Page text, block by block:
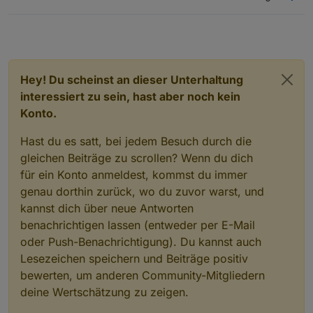
libc-dev-bin/stable,stable-security 2.36-
libc-l10n/stable,stable-security 2.36-
libc6-dev/stable,stable-security 2.36-
libc6/stable,stable-security 2.36-9+deb12u7
libcryptsetup12/stable 2:2.6.1-4~deb12u2
libdbus-1-dev/stable 1.14.10-1~deb12u1 amd64
libfdisk1/stable,stable-security 2.38.1-
libfreetype-dev/stable 2.12.1+dfsg-5+deb12u3
libfreetype6/stable 2.12.1+dfsg-5+deb12u3
libgdk-pixbuf-2.0-0/stable 2.42.10+dfsg-
libgdk-pixbuf-2.0-dev/stable 2.42.10+dfsg-
libgdk-pixbuf2.0-bin/stable 2.42.10+dfsg-
libgdk-pixbuf2.0-common/stable 2.42.10+dfsg-
libglib2.0-0/stable 2.74.6-2+deb12u3 amd64
libglib2.0-bin/stable 2.74.6-2+deb12u3 amd64
libglib2.0-data/stable 2.74.6-2+deb12u3 all
libglib2.0-dev-bin/stable 2.74.6-2+deb12u3
Hey! Du scheinst an dieser Unterhaltung
interessiert zu sein, hast aber noch kein
Konto.
Hast du es satt, bei jedem Besuch durch die
gleichen Beiträge zu scrollen? Wenn du dich
für ein Konto anmeldest, kommst du immer
genau dorthin zurück, wo du zuvor warst, und
kannst dich über neue Antworten
benachrichtigen lassen (entweder per E-Mail
oder Push-Benachrichtigung). Du kannst auch
Lesezeichen speichern und Beiträge positiv
bewerten, um anderen Community-Mitgliedern
deine Wertschätzung zu zeigen.